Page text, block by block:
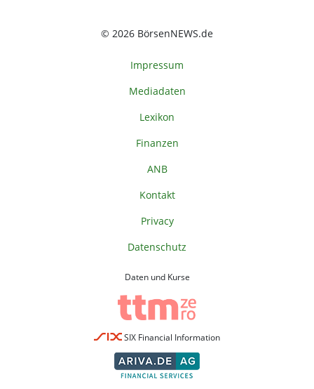
© 2026 BörsenNEWS.de
Impressum
Mediadaten
Lexikon
Finanzen
ANB
Kontakt
Privacy
Datenschutz
Daten und Kurse
SIX Financial Information